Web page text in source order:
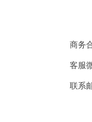
商务
客服
联系